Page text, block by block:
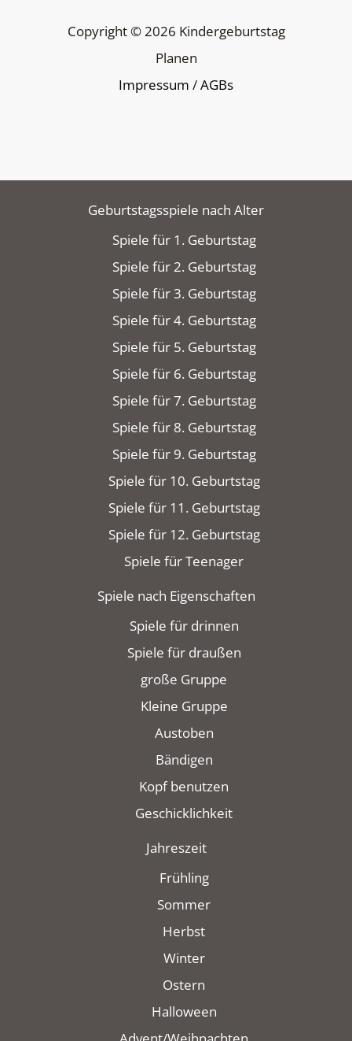
Copyright © 2026 Kindergeburtstag
Planen
Impressum /AGBs
Geburtstagsspiele nach Alter
Spiele für 1. Geburtstag
Spiele für 2. Geburtstag
Spiele für 3. Geburtstag
Spiele für 4. Geburtstag
Spiele für 5. Geburtstag
Spiele für 6. Geburtstag
Spiele für 7. Geburtstag
Spiele für 8. Geburtstag
Spiele für 9. Geburtstag
Spiele für 10. Geburtstag
Spiele für 11. Geburtstag
Spiele für 12. Geburtstag
Spiele für Teenager
Spiele nach Eigenschaften
Spiele für drinnen
Spiele für draußen
große Gruppe
Kleine Gruppe
Austoben
Bändigen
Kopf benutzen
Geschicklichkeit
Jahreszeit
Frühling
Sommer
Herbst
Winter
Ostern
Halloween